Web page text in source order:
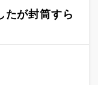
たが封筒すら